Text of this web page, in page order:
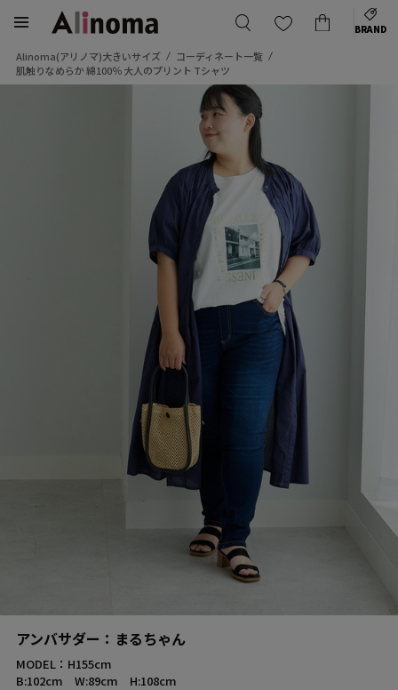
BRAND
Alinoma(アリノマ)大きいサイズ
コーディネート一覧
肌触りなめらか 綿100％ 大人のプリント Tシャツ
アンバサダー：まるちゃん
MODEL：H155cm
B:102cm W:89cm H:108cm